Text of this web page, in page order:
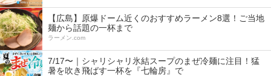
【広島】原爆ドーム近くのおすすめラーメン8選！ご当地
麺から話題の一杯まで
ラーメン.com
7/17〜｜シャリシャリ氷結スープのまぜ冷麺に注目！猛
暑を吹き飛ばす一杯を『七輪房』で